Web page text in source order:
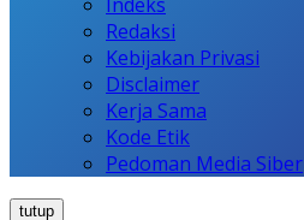
Redaksi
Kebijakan Privasi
Disclaimer
Kerja Sama
Kode Etik
Pedoman Media Siber
tutup